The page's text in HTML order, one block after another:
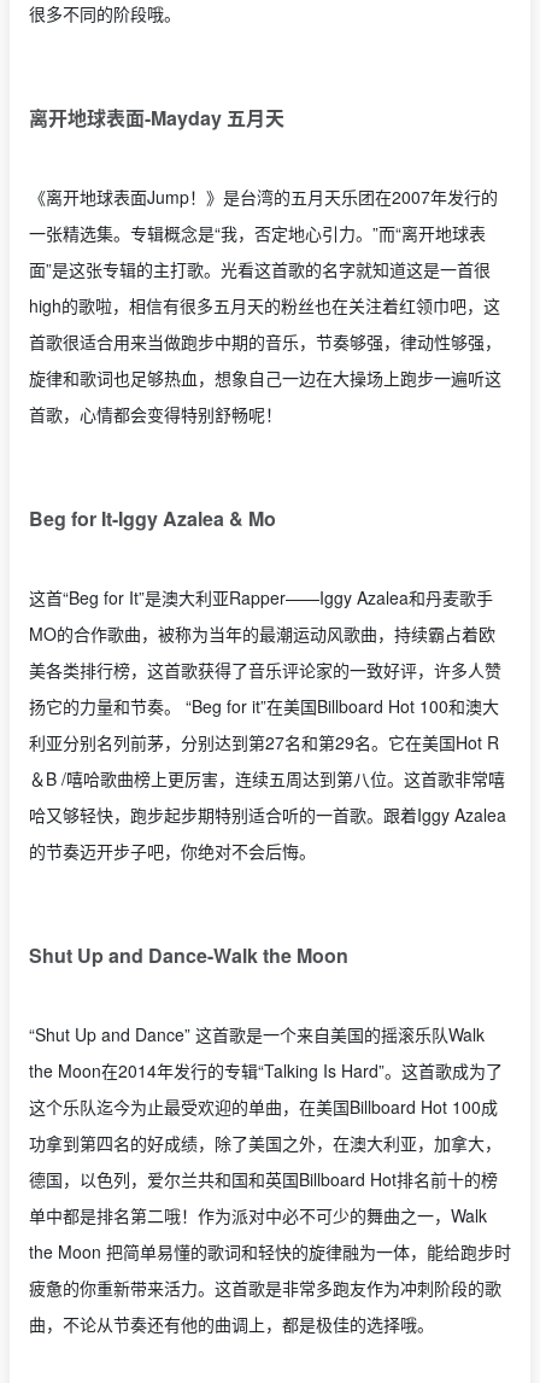
很多不同的阶段哦。
离开地球表面-Mayday 五月天
《离开地球表面Jump！》是台湾的五月天乐团在2007年发行的
一张精选集。专辑概念是“我，否定地心引力。”而“离开地球表
面”是这张专辑的主打歌。光看这首歌的名字就知道这是一首很
high的歌啦，相信有很多五月天的粉丝也在关注着红领巾吧，这
首歌很适合用来当做跑步中期的音乐，节奏够强，律动性够强，
旋律和歌词也足够热血，想象自己一边在大操场上跑步一遍听这
首歌，心情都会变得特别舒畅呢！
Beg for It-Iggy Azalea & Mo
这首“Beg for It”是澳大利亚Rapper——Iggy Azalea和丹麦歌手
MO的合作歌曲，被称为当年的最潮运动风歌曲，持续霸占着欧
美各类排行榜，这首歌获得了音乐评论家的一致好评，许多人赞
扬它的力量和节奏。 “Beg for it”在美国Billboard Hot 100和澳大
利亚分别名列前茅，分别达到第27名和第29名。它在美国Hot R
＆B /嘻哈歌曲榜上更厉害，连续五周达到第八位。这首歌非常嘻
哈又够轻快，跑步起步期特别适合听的一首歌。跟着Iggy Azalea
的节奏迈开步子吧，你绝对不会后悔。
Shut Up and Dance-Walk the Moon
“Shut Up and Dance” 这首歌是一个来自美国的摇滚乐队Walk
the Moon在2014年发行的专辑“Talking Is Hard”。这首歌成为了
这个乐队迄今为止最受欢迎的单曲，在美国Billboard Hot 100成
功拿到第四名的好成绩，除了美国之外，在澳大利亚，加拿大，
德国，以色列，爱尔兰共和国和英国Billboard Hot排名前十的榜
单中都是排名第二哦！作为派对中必不可少的舞曲之一，Walk
the Moon 把简单易懂的歌词和轻快的旋律融为一体，能给跑步时
疲惫的你重新带来活力。这首歌是非常多跑友作为冲刺阶段的歌
曲，不论从节奏还有他的曲调上，都是极佳的选择哦。